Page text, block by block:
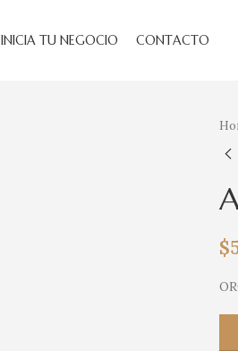
INICIA TU NEGOCIO CONTACTO
$